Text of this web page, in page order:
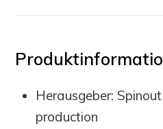
Herausgeber:
production